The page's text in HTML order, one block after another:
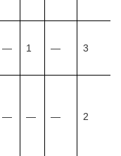
— 1 — 3
— — — 2